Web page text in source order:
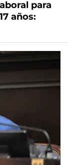
para
años: